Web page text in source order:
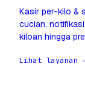
Kasir per-kilo &
cucian,
kiloan hingga
Lihat layanan